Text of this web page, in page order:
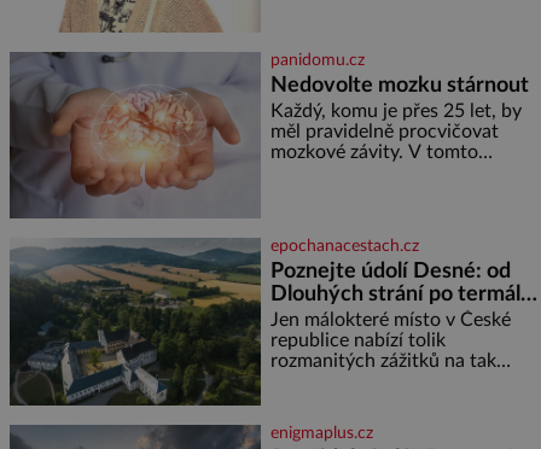
častěji mluví o svém odchodu.
Dohnala ji snad samota? Půs
panidomu.cz
Nedovolte mozku stárnout
Každý, komu je přes 25 let, by
měl pravidelně procvičovat
mozkové závity. V tomto
jméno kolegy z práce. Nebo
marně v paměti lovíte název
knížky, kterou jste nedávno
přečetli. Je to opravdu tak, s
věkem jako kdyby se paměť
rozhodla stávkovat. Cvičte
epochanacestach.cz
Poznejte údolí Desné: od
Dlouhých strání po termální
prameny
Jen málokteré místo v České
republice nabízí tolik
rozmanitých zážitků na tak
jediného dne můžete
nahlédnout do útrob jedné z
enigmaplus.cz